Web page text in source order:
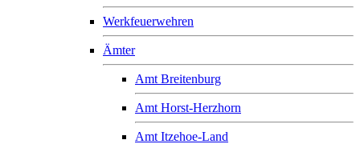
Werkfeuerwehren
Ämter
Amt Breitenburg
Amt Horst-Herzhorn
Amt Itzehoe-Land